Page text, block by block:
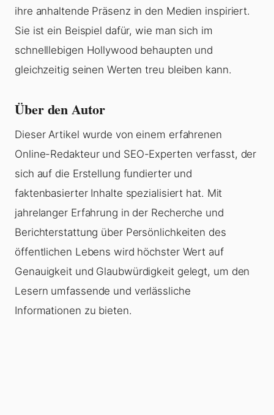
ihre anhaltende Präsenz in den Medien inspiriert.
Sie ist ein Beispiel dafür, wie man sich im
schnelllebigen Hollywood behaupten und
gleichzeitig seinen Werten treu bleiben kann.
Über den Autor
Dieser Artikel wurde von einem erfahrenen
Online-Redakteur und SEO-Experten verfasst, der
sich auf die Erstellung fundierter und
faktenbasierter Inhalte spezialisiert hat. Mit
jahrelanger Erfahrung in der Recherche und
Berichterstattung über Persönlichkeiten des
öffentlichen Lebens wird höchster Wert auf
Genauigkeit und Glaubwürdigkeit gelegt, um den
Lesern umfassende und verlässliche
Informationen zu bieten.